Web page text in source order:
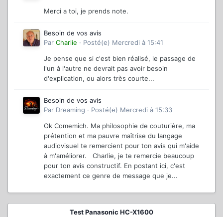
Merci a toi, je prends note.
Besoin de vos avis
Par Charlie · Posté(e) Mercredi à 15:41
Je pense que si c'est bien réalisé, le passage de
l'un à l'autre ne devrait pas avoir besoin
d'explication, ou alors très courte...
Besoin de vos avis
Par Dreaming · Posté(e) Mercredi à 15:33
Ok Comemich. Ma philosophie de couturière, ma
prétention et ma pauvre maîtrise du langage
audiovisuel te remercient pour ton avis qui m'aide
à m'améliorer. Charlie, je te remercie beaucoup
pour ton avis constructif. En postant ici, c'est
exactement ce genre de message que je...
Test Panasonic HC-X1600